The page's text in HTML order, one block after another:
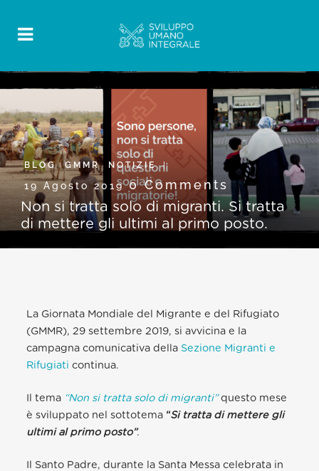
BLOG,GMMR, NOTIZIE
19 Agosto 20190 Comments
Non si tratta solo di migranti. Si tratta
di mettere gli ultimi al primo posto.
La Giornata Mondiale del Migrante e del Rifugiato
(GMMR), 29 settembre 2019, si avvicina e la
campagna comunicativa della Sezione Migranti e
Rifugiati continua.
Il tema “Non si tratta solo di migranti”questo mese
è sviluppato nel sottotema “Si tratta di mettere gli
ultimi al primo posto”.
Il Santo Padre, durante la Santa Messa celebrata in